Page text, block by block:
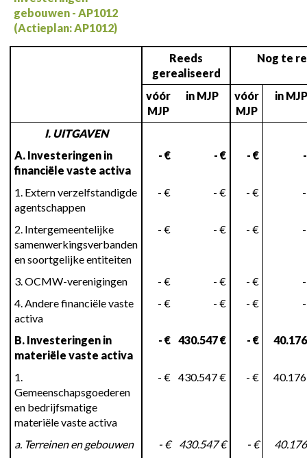
gebouwen - AP1012
(Actieplan: AP1012)
Reeds
gerealiseerd
Nog te
vóór
MJP
in MJP
vóór
MJP
in MJP
I. UITGAVEN
A. Investeringen in
financiële vaste activa
- € - € - €
1. Extern verzelfstandigde
agentschappen
- € - € - €
2. Intergemeentelijke
samenwerkingsverbanden
en soortgelijke entiteiten
- € - € - €
3. OCMW-verenigingen - € - € - €
4. Andere financiële vaste
activa
- € - € - €
B. Investeringen in
materiële vaste activa
- € 430.547 € - €
1.
Gemeenschapsgoederen
en bedrijfsmatige
materiële vaste activa
- € 430.547 € - €
a. Terreinen en gebouwen - € 430.547 € - €